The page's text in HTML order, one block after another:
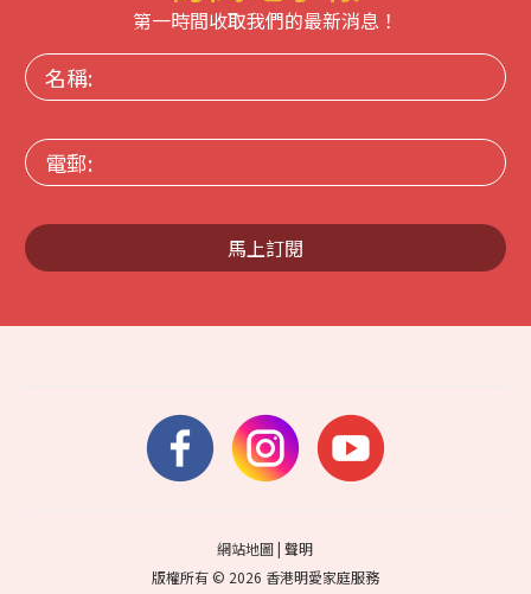
第一時間收取我們的最新消息！
名
稱:
電
郵:
馬上訂閱
網站地圖|聲明
版權所有 © 2026 香港明愛家庭服務